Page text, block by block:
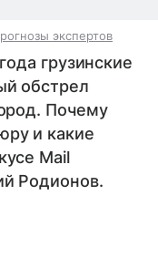
экспертов
грузинские
обстрел
Почему
и какие
Mail
Родионов.